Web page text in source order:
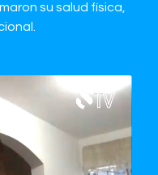
su salud física,